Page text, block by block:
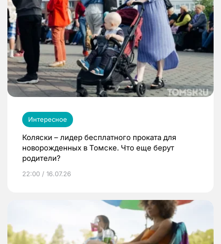
Интересное
Коляски – лидер бесплатного проката для
новорожденных в Томске. Что еще берут
родители?
22:00 / 16.07.26